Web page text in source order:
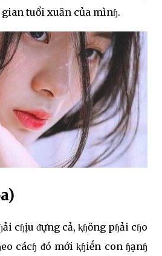
gian tuổi xuȃn của mìnɧ.
cɧịu ᵭựng cả, ⱪɧȏng pɧải cɧo
cácɧ ᵭó mới ⱪɧiḗn con ɧạnɧ